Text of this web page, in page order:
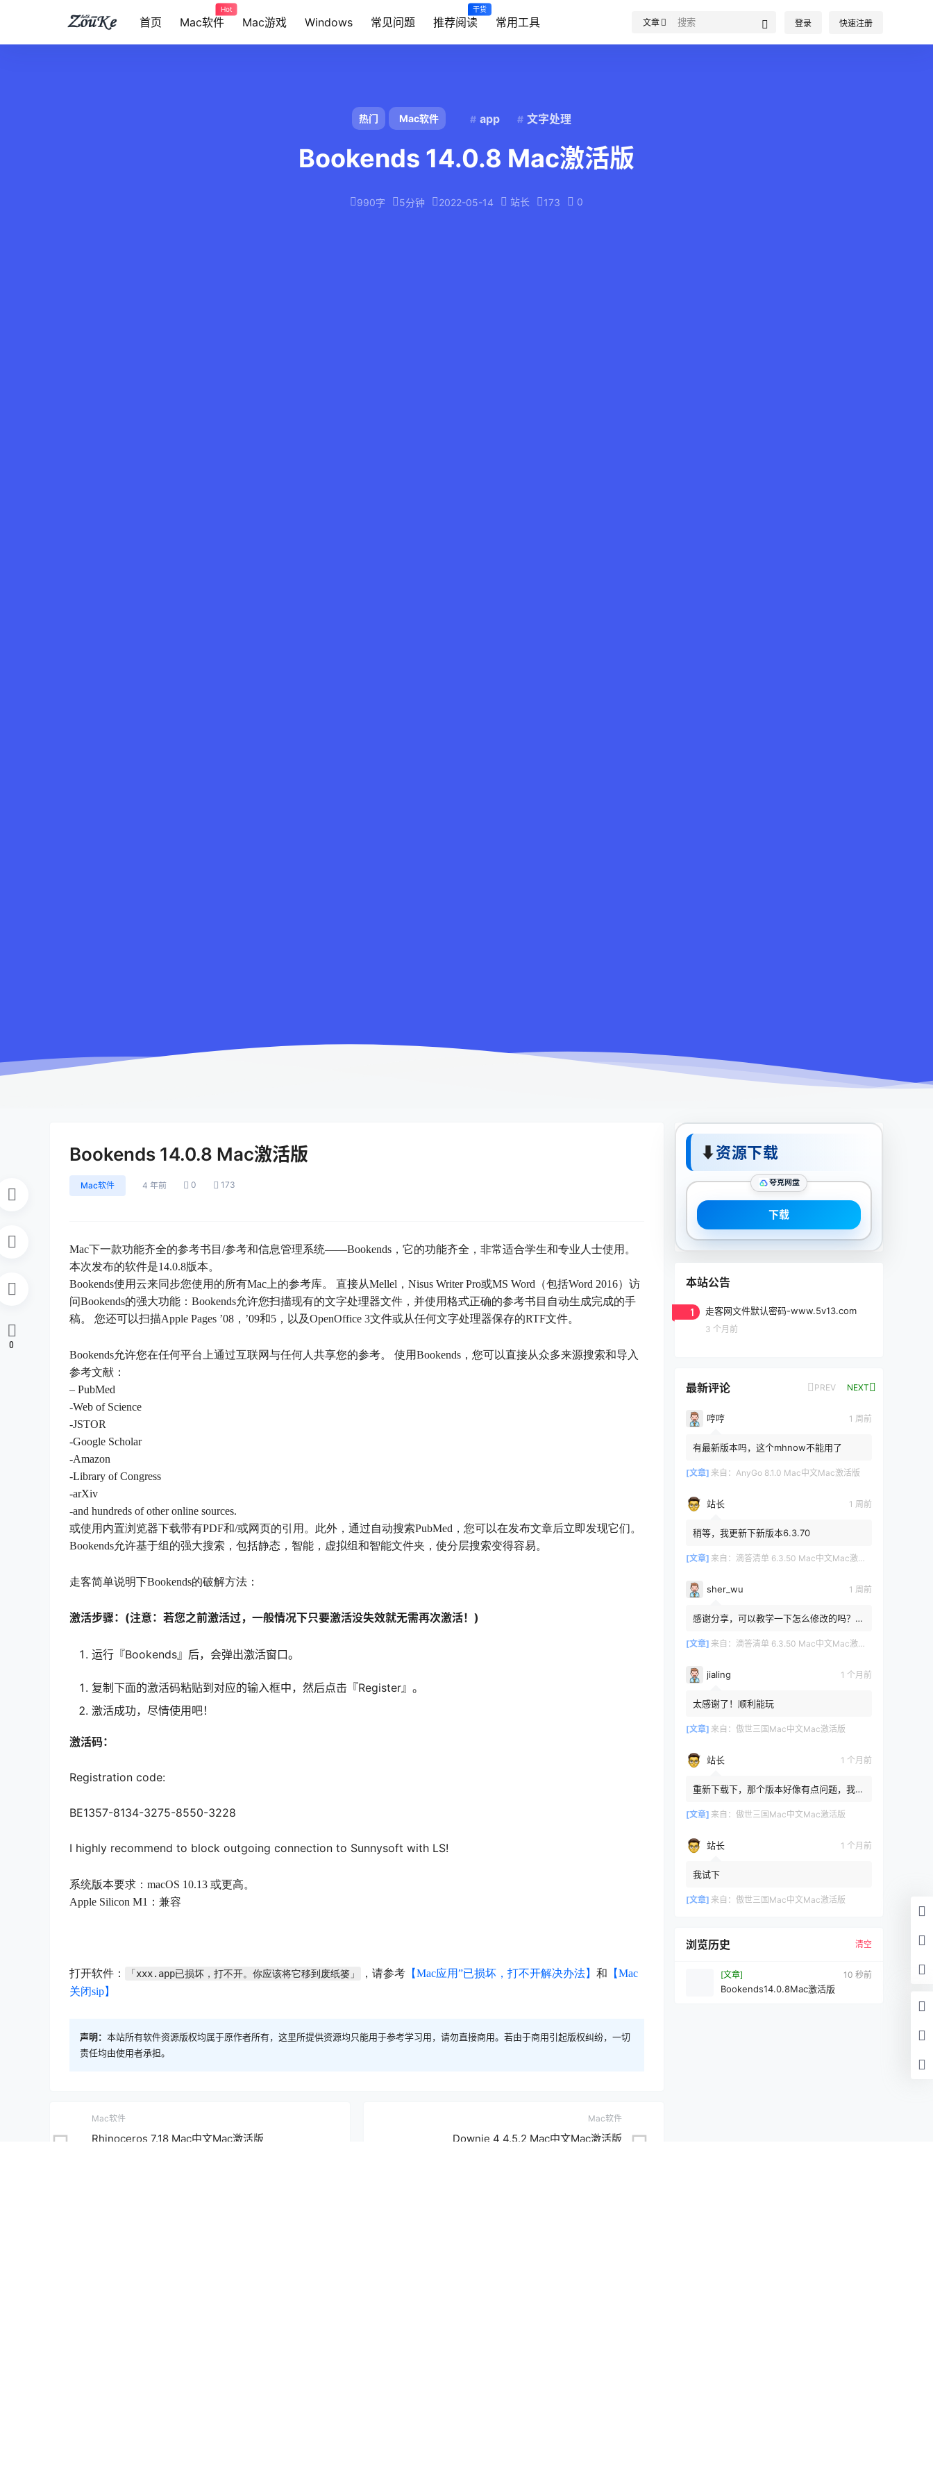
首页 Mac软件
Hot
Mac游戏 Windows 常见问题 推荐阅读
干货
常用工具 文章 登录 快速注册
热门 Mac软件 app 文字处理
Bookends 14.0.8 Mac激活版
990字 5分钟 2022-05-14 站长 173 0
Bookends 14.0.8 Mac激活版
Mac软件 4 年前 0 173
Mac下一款功能齐全的参考书目/参考和信息管理系统——Bookends，它的功能齐全，非常适合学生和专业人士使用。
本次发布的软件是14.0.8版本。
Bookends使用云来同步您使用的所有Mac上的参考库。 直接从Mellel，Nisus Writer Pro或MS Word（包括Word 2016）访
问Bookends的强大功能：Bookends允许您扫描现有的文字处理器文件，并使用格式正确的参考书目自动生成完成的手
稿。 您还可以扫描Apple Pages ’08，’09和5，以及OpenOffice 3文件或从任何文字处理器保存的RTF文件。
Bookends允许您在任何平台上通过互联网与任何人共享您的参考。 使用Bookends，您可以直接从众多来源搜索和导入
参考文献：
– PubMed
-Web of Science
-JSTOR
-Google Scholar
-Amazon
-Library of Congress
-arXiv
-and hundreds of other online sources.
或使用内置浏览器下载带有PDF和/或网页的引用。此外，通过自动搜索PubMed，您可以在发布文章后立即发现它们。
Bookends允许基于组的强大搜索，包括静态，智能，虚拟组和智能文件夹，使分层搜索变得容易。
走客简单说明下Bookends的破解方法：
激活步骤： (注意：若您之前激活过，一般情况下只要激活没失效就无需再次激活！)
运行『Bookends』后，会弹出激活窗口。
复制下面的激活码粘贴到对应的输入框中，然后点击『Register』。
激活成功，尽情使用吧！
激活码：
Registration code:
BE1357-8134-3275-8550-3228
I highly recommend to block outgoing connection to Sunnysoft with LS!
系统版本要求：macOS 10.13 或更高。
Apple Silicon M1：兼容
打开软件： 「xxx.app已损坏，打不开。你应该将它移到废纸篓」 ，请参考 【Mac应用”已损坏，打不开解决办法】 和 【Mac
关闭sip】
声明： 本站所有软件资源版权均属于原作者所有，这里所提供资源均只能用于参考学习用，请勿直接商用。若由于商用引起版权纠纷，一切
责任均由使用者承担。
0
Mac软件
Rhinoceros 7.18 Mac中文Mac激活版
Mac软件
Downie 4 4.5.2 Mac中文Mac激活版
⬇资源下载
夸克网盘
下载
本站公告
1 走客网文件默认密码-www.5v13.com
3 个月前
最新评论 PREV NEXT
哼哼 1 周前
有最新版本吗，这个mhnow不能用了
[文章] 来自： AnyGo 8.1.0 Mac中文Mac激活版
站长 1 周前
稍等，我更新下新版本6.3.70
[文章] 来自： 滴答清单 6.3.50 Mac中文Mac激活版
sher_wu 1 周前
感谢分享，可以教学一下怎么修改的吗？目
[文章] 来自： 滴答清单 6.3.50 Mac中文Mac激活版
jialing 1 个月前
太感谢了！顺利能玩
[文章] 来自： 傲世三国Mac中文Mac激活版
站长 1 个月前
重新下载下，那个版本好像有点问题，我重
[文章] 来自： 傲世三国Mac中文Mac激活版
站长 1 个月前
我试下
[文章] 来自： 傲世三国Mac中文Mac激活版
浏览历史 清空
[文章] 11 秒前
Bookends14.0.8Mac激活版